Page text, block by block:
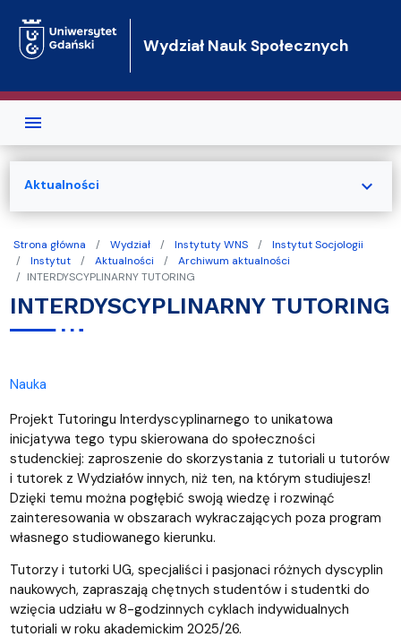
Wydział Nauk Społecznych
Strona główna Wydział Instytuty WNS
Instytut Socjologii
Instytut
Aktualności
Archiwum aktualności
INTERDYSCYPLINARNY TUTORING
INTERDYSCYPLINARNY TUTORING
Nauka
Projekt Tutoringu Interdyscyplinarnego to unikatowa
inicjatywa tego typu skierowana do społeczności
studenckiej: zaproszenie do skorzystania z tutoriali u tutorów
i tutorek z Wydziałów innych, niż ten, na którym studiujesz!
Dzięki temu można pogłębić swoją wiedzę i rozwinąć
zainteresowania w obszarach wykraczających poza program
własnego studiowanego kierunku.
Tutorzy i tutorki UG, specjaliści i pasjonaci różnych dyscyplin
naukowych, zapraszają chętnych studentów i studentki do
wzięcia udziału w 8-godzinnych cyklach indywidualnych
tutoriali w roku akademickim 2025/26.
Aktualności expand_more